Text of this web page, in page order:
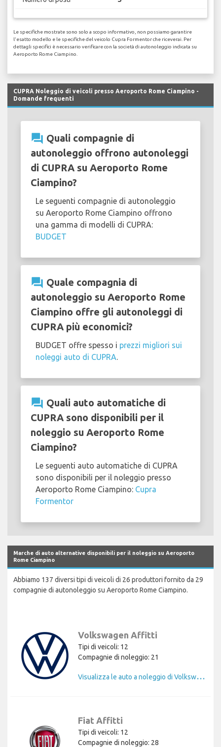
Le specifiche mostrate sono solo a scopo informativo, non possiamo garantire
l'esatto modello e le specifiche del veicolo Cupra Formentor che riceverai. Per
dettagli specifici è necessario verificare con la società di autonoleggio indicata su
Aeroporto Rome Ciampino.
CUPRA Noleggio di veicoli presso Aeroporto Rome Ciampino -
Domande frequenti
question_answer Quali compagnie di
autonoleggio offrono autonoleggi
di CUPRA su Aeroporto Rome
Ciampino?
Le seguenti compagnie di autonoleggio
su Aeroporto Rome Ciampino offrono
una gamma di modelli di CUPRA:
BUDGET
question_answer Quale compagnia di
autonoleggio su Aeroporto Rome
Ciampino offre gli autonoleggi di
CUPRA più economici?
BUDGET offre spesso i prezzi migliori sui
noleggi auto di CUPRA
question_answer Quali auto automatiche di
CUPRA sono disponibili per il
noleggio su Aeroporto Rome
Ciampino?
Le seguenti auto automatiche di CUPRA
sono disponibili per il noleggio presso
Aeroporto Rome Ciampino: Cupra
Formentor
Marche di auto alternative disponibili per il noleggio su Aeroporto
Rome Ciampino
Abbiamo 137 diversi tipi di veicoli di 26 produttori fornito da 29
compagnie di autonoleggio su Aeroporto Rome Ciampino.
Volkswagen Affitti
Tipi di veicoli: 12
Compagnie di noleggio: 21
V
isualizza le auto a noleggio di Volkswagen
Fiat Affitti
Tipi di veicoli: 12
Compagnie di noleggio: 28